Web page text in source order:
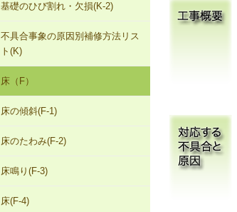
K-1-501 基礎をジャッキアップのう
え、鋼管圧入工法
K-1-502 基礎をジャッキアップのう
え、耐圧版工法
K-1-503 グラウト注入工法
基礎のひび割れ・欠損(K-2)
K-2-501 樹脂注入工法
K-2-502 充填工法
K-2-503 打直し工法
不具合事象の原因別補修方法リス
ト(K)
基礎の沈下（K-1）
基礎のひび割れ・欠損（K-2）
床（F）
床の傾斜(F-1)
F-1-201 添え床根太による床根太の
補強（2階以上の場合）
F-1-202 添え床梁による床梁の補強
床のたわみ(F-2)
F-2-201 床根太の交換（1階の場合）
F-2-202 下張材の張替え
床鳴り(F-3)
F-3-201 下張材の留付け直し
床(F-4)